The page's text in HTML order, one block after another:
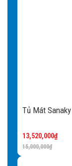
Tủ Mát
15,000,000₫
13,520,000₫